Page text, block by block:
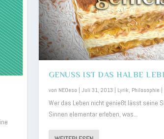
GENUSS IST DAS HALBE
von NEOeso | Juli 31, 2013 | Lyrik, Philosophie |
Wer das Leben nicht genießt lässt seine
Sinnen elementar erleben, was...